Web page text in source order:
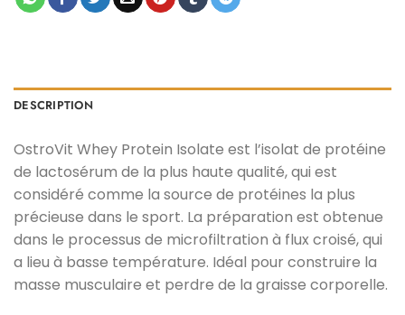
DESCRIPTION
OstroVit Whey Protein Isolate est l’isolat de protéine
de lactosérum de la plus haute qualité, qui est
considéré comme la source de protéines la plus
précieuse dans le sport. La préparation est obtenue
dans le processus de microfiltration à flux croisé, qui
a lieu à basse température. Idéal pour construire la
masse musculaire et perdre de la graisse corporelle.